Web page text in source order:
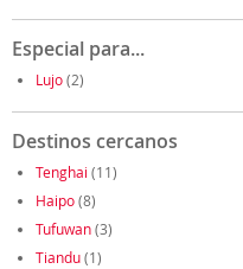
Especial para...
Lujo(2)
Destinos cercanos
Tenghai (11)
Haipo(8)
Tufuwan(3)
Tiandu(1)